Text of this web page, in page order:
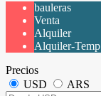
bauleras
Venta
Alquiler
Alquiler-Temp
Precios
USD
ARS